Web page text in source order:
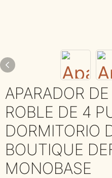
APARADOR
ROBLE DE 4
DORMITORIO
BOUTIQUE
MONOBASE